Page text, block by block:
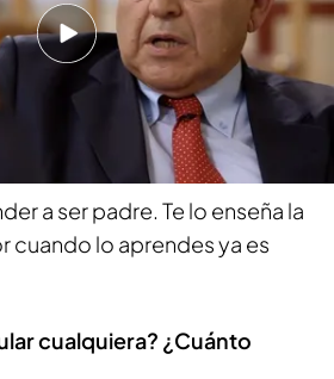
de padres, ¿se
padre?
a ser padre. Te lo enseña la
cuando lo aprendes ya es
cualquiera? ¿Cuánto